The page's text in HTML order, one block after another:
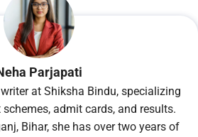
Parjapati
at Shiksha Bindu, specializing
admit cards, and results.
Bihar, she has over two years of